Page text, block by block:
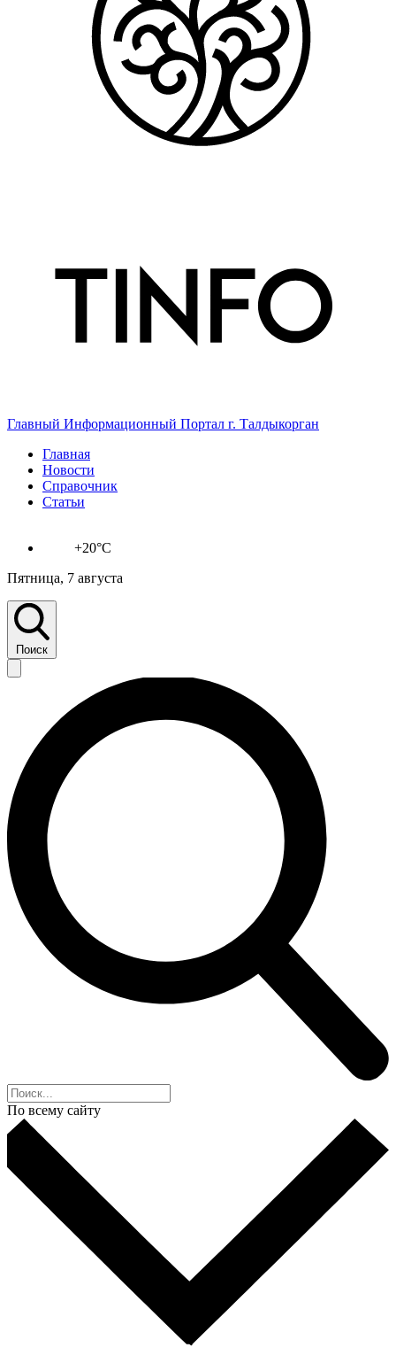
Главный Информационный Портал г. Талдыкорган
Главная
Новости
Справочник
Статьи
+20°C
Пятница, 7 августа
Поиск
По всему сайту